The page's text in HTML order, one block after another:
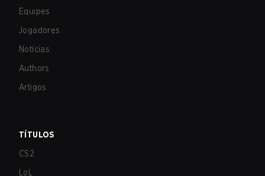
Equipes
Jogadores
Notícias
Authors
Artigos
TÍTULOS
CS2
LoL